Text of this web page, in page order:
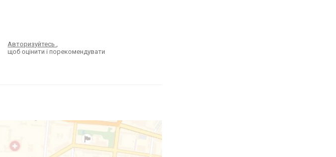
Авторизуйтесь,
щоб оцінити і порекомендувати